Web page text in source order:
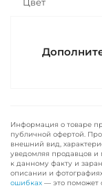
Информация о товаре
публичной офертой.
внешний вид,
уведомляя продавцов и
к данному факту и
описании и
ошибках — это поможет